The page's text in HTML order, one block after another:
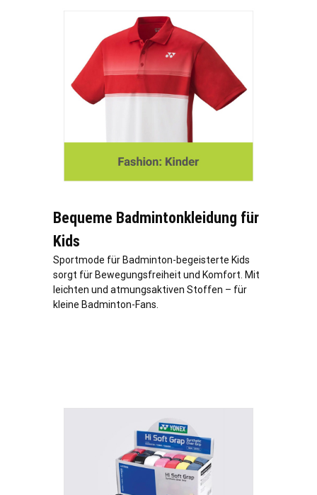
Bequeme Badmintonkleidung für
Kids
Sportmode für Badminton-begeisterte Kids
sorgt für Bewegungsfreiheit und Komfort. Mit
leichten und atmungsaktiven Stoffen – für
kleine Badminton-Fans.